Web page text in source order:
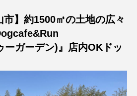
市】約1500㎡の土地の広々
ガーデン)』店内OKドッ